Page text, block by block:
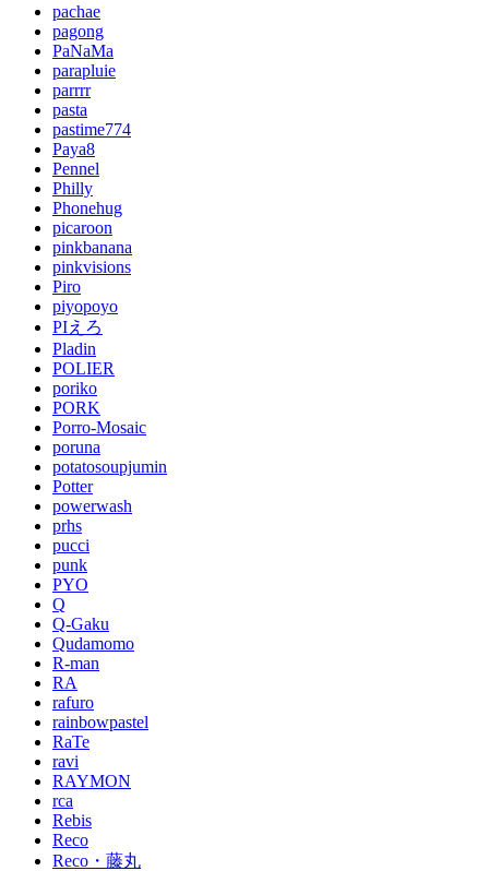
pachae
pagong
PaNaMa
parapluie
parrrr
pasta
pastime774
Paya8
Pennel
Philly
Phonehug
picaroon
pinkbanana
pinkvisions
Piro
piyopoyo
PIえろ
Pladin
POLIER
poriko
PORK
Porro-Mosaic
poruna
potatosoupjumin
Potter
powerwash
prhs
pucci
punk
PYO
Q
Q-Gaku
Qudamomo
R-man
RA
rafuro
rainbowpastel
RaTe
ravi
RAYMON
rca
Rebis
Reco
Reco・藤丸